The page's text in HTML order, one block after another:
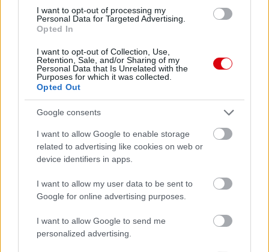
I want to opt-out of processing my
Personal Data for Targeted Advertising.
Opted In
I want to opt-out of Collection, Use,
Retention, Sale, and/or Sharing of my
Personal Data that Is Unrelated with the
Purposes for which it was collected.
Opted Out
Google consents
I want to allow Google to enable storage
related to advertising like cookies on web or
device identifiers in apps.
I want to allow my user data to be sent to
Google for online advertising purposes.
I want to allow Google to send me
personalized advertising.
Croke Park, Dublin
2026-08-12 20:30
3 nap 3 óra 38 perc 22 másodperc
AC Milan vs Manchester United
ELŐZŐ MÉRKŐZÉSEK
Támogatás
Támogasd adományoddal